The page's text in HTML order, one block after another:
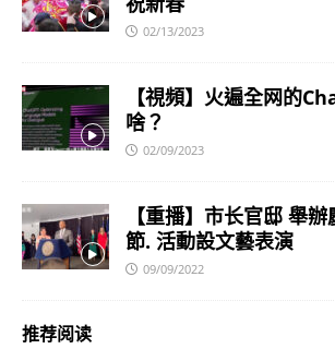
02/13/2023
【視頻】火遍全网的
啥？
02/09/2023
【重播】市长官邸 舉
節. 活動設文藝表演
09/09/2022
推荐阅读